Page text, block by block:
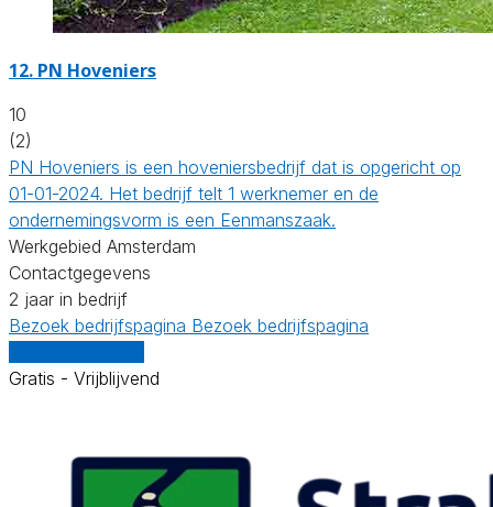
12. PN Hoveniers
10
(2)
PN Hoveniers is een hoveniersbedrijf dat is opgericht op
01-01-2024. Het bedrijf telt 1 werknemer en de
ondernemingsvorm is een Eenmanszaak.
Werkgebied Amsterdam
Contactgegevens
2 jaar in bedrijf
Bezoek bedrijfspagina Bezoek bedrijfspagina
Gratis - Vrijblijvend